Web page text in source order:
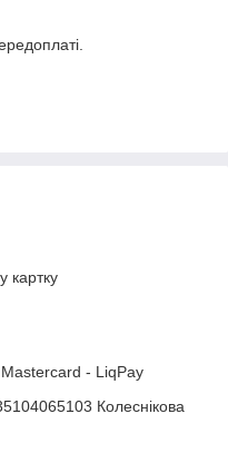
картку
- LiqPay
Колеснікова